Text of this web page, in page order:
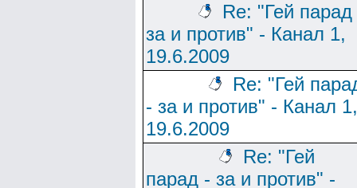
Re: "Гей парад
за и против" - Канал 1,
19.6.2009
Re: "Гей
- за и против" - Канал 1,
19.6.2009
Re: "Гей
парад - за и против" -